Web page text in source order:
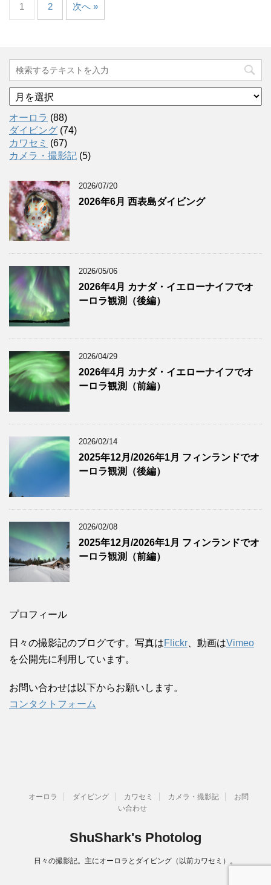
1 2 次へ »
ア
ー
カ
イ
ブ
オーロラ (88)
ダイビング (74)
カワセミ (67)
カメラ・撮影記 (5)
2026/07/20
2026年6月 西表島ダイビング
2026/05/06
2026年4月 カナダ・イエローナイフでオ
ーロラ観測（後編）
2026/04/29
2026年4月 カナダ・イエローナイフでオ
ーロラ観測（前編）
2026/02/14
2025年12月/2026年1月 フィンランドでオ
ーロラ観測（後編）
2026/02/08
2025年12月/2026年1月 フィンランドでオ
ーロラ観測（前編）
プロフィール
日々の撮影記のブログです。写真はFlickr 、動画はVimeo
を公開先に利用しています。
お問い合わせは以下からお願いします。
コンタクトフォーム
オーロラ ダイビング カワセミ カメラ・撮影記
お問
い合わせ
ShuShark's Photolog
日々の撮影記。主にオーロラとダイビング（以前カワセミ）。